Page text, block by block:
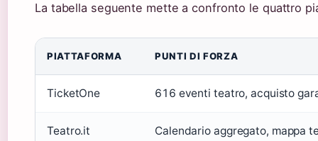
La tabella seguente mette a confronto le quattro
PIATTAFORMA PUNTI DI FORZA
TicketOne 616 eventi teatro, acquisto
Teatro.it Calendario aggregato, mappa